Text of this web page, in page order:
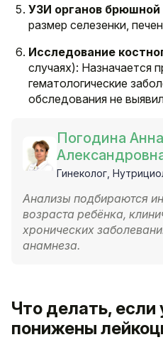
УЗИ органов брюшной
размер селезенки,
Исследование
случаях): Назначается
гематологические
обследования не
Погодина Анна
Гинеколог,
Анализы подбираются
возраста ребёнка,
хронических
анамнеза.
Что делать, если
понижены